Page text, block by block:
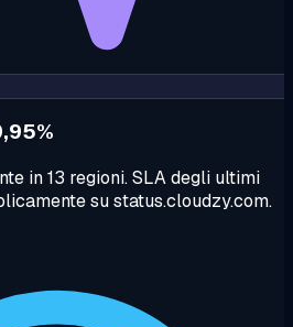
in 13 regioni. SLA degli ultimi
su status.cloudzy.com.